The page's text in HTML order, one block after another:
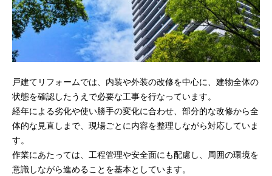
戸建てリフォームでは、内装や外装の改修を中心に、建物全体の
状態を確認したうえで必要な工事を行なっています。
経年による劣化や使い勝手の変化に合わせ、部分的な改修から全
体的な見直しまで、現場ごとに内容を整理しながら対応していま
す。
作業にあたっては、工程管理や安全面にも配慮し、周囲の環境を
意識しながら進めることを基本としています。